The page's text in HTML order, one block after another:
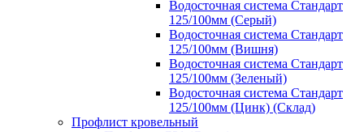
Водосточная система Стандарт
125/100мм (Серый)
Водосточная система Стандарт
125/100мм (Вишня)
Водосточная система Стандарт
125/100мм (Зеленый)
Водосточная система Стандарт
125/100мм (Цинк) (Склад)
Профлист кровельный